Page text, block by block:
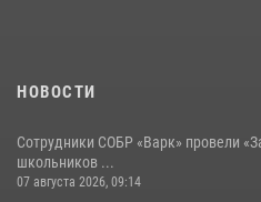
НОВОСТИ
Сотрудники СОБР «Варк» провели
школьников ...
07 августа 2026, 09:14